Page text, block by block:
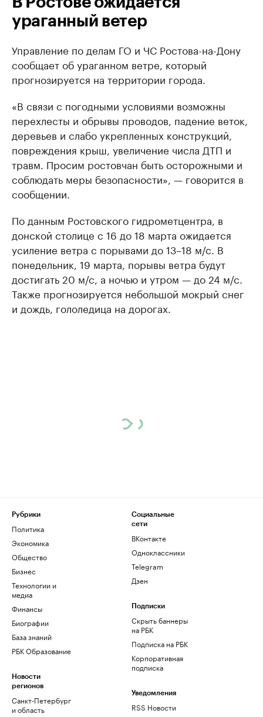
ураганный ветер‍
Управление по делам ГО и ЧС Ростова-на-Дону
сообщает об ураганном ветре, который
прогнозируется на территории города.
«В связи с погодными условиями возможны
перехлесты и обрывы проводов, падение веток,
деревьев и слабо укрепленных конструкций,
повреждения крыш, увеличение числа ДТП и
травм. Просим ростовчан быть осторожными и
соблюдать меры безопасности», — говорится в
сообщении.
По данным Ростовского гидрометцентра, в
донской столице с 16 до 18 марта ожидается
усиление ветра с порывами до 13–18 м/с. В
понедельник, 19 марта, порывы ветра будут
достигать 20 м/с, а ночью и утром — до 24 м/с.
Также прогнозируется небольшой мокрый снег
и дождь, гололедица на дорогах.
Рубрики
Политика
Экономика
Общество
Бизнес
Технологии и
медиа
Финансы
Биографии
База знаний
РБК Образование
Новости
регионов
Санкт-Петербург
и область
Социальные
сети
ВКонтакте
Одноклассники
Telegram
Дзен
Подписки
Скрыть баннеры
на РБК
Подписка на РБК
Корпоративная
подписка
Уведомления
RSS Новости